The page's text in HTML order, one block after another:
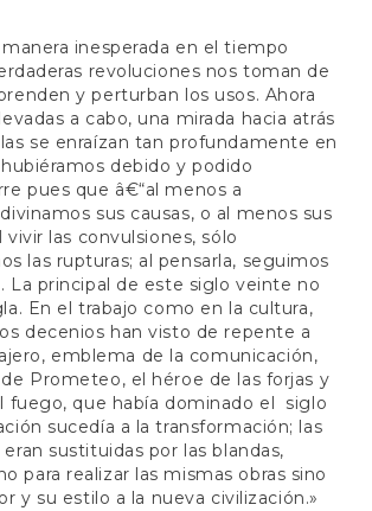
inesperada en el tiempo
revoluciones nos toman de
y perturban los usos. Ahora
a cabo, una mirada hacia atrás
se enraízan tan profundamente en
debido y podido
pues que â€“al menos a
sus causas, o al menos sus
vivir las convulsiones, sólo
las rupturas; al pensarla, seguimos
La principal de este siglo veinte no
En el trabajo como en la cultura,
decenios han visto de repente a
emblema de la comunicación,
Prometeo, el héroe de las forjas y
fuego, que había dominado el siglo
sucedía a la transformación; las
sustituidas por las blandas,
para realizar las mismas obras sino
y su estilo a la nueva civilización.»